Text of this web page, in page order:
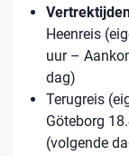
Heenreis
uur –
dag)
Terugreis
Göteborg
(volgende